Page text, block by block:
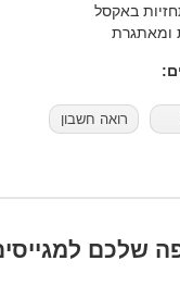
באקסל
ומאתגרת
רואה חשבון
שלכם